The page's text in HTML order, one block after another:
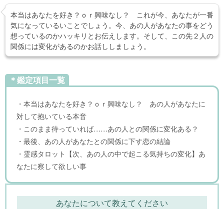
本当はあなたを好き？ｏｒ興味なし？ これが今、あなたが一番
気になっているいことでしょう。今、あの人があなたの事をどう
想っているのかハッキリとお伝えします。そして、この先２人の
関係には変化があるのかお話ししましょう。
＊鑑定項目一覧
・本当はあなたを好き？ｏｒ興味なし？ あの人があなたに
対して抱いている本音
・このまま待っていれば……あの人との関係に変化ある？
・最後、あの人があなたとの関係に下す恋の結論
・霊感タロット【次、あの人の中で起こる気持ちの変化】あ
なたに察して欲しい事
あなたについて教えてください